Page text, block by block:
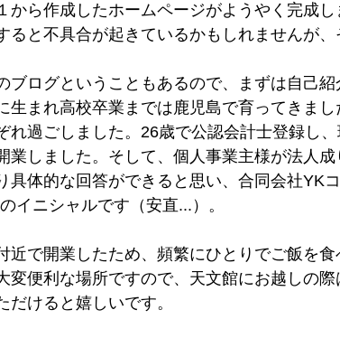
から作成したホームページがようやく完成し
ると不具合が起きているかもしれませんが
ブログということもあるので、まずは自己紹
生まれ高校卒業までは鹿児島で育ってきま
れ過ごしました。26歳で公認会計士登録し
業しました。そして、個人事業主様が法人
具体的な回答ができると思い、合同会社YK
イニシャルです（安直...）。
近で開業したため、頻繁にひとりでご飯を食
変便利な場所ですので、天文館にお越しの
だけると嬉しいです。